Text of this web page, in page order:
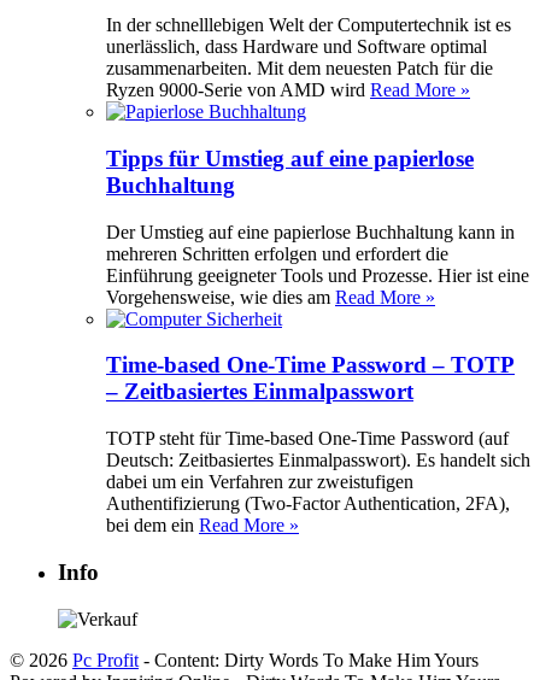
In der schnelllebigen Welt der Computertechnik ist es
unerlässlich, dass Hardware und Software optimal
zusammenarbeiten. Mit dem neuesten Patch für die
Ryzen 9000-Serie von AMD wird Read More »
Tipps für Umstieg auf eine papierlose
Buchhaltung
Der Umstieg auf eine papierlose Buchhaltung kann in
mehreren Schritten erfolgen und erfordert die
Einführung geeigneter Tools und Prozesse. Hier ist eine
Vorgehensweise, wie dies am Read More »
Time-based One-Time Password – TOTP
– Zeitbasiertes Einmalpasswort
TOTP steht für Time-based One-Time Password (auf
Deutsch: Zeitbasiertes Einmalpasswort). Es handelt sich
dabei um ein Verfahren zur zweistufigen
Authentifizierung (Two-Factor Authentication, 2FA),
bei dem ein Read More »
Info
© 2026 Pc Profit - Content: Dirty Words To Make Him Yours